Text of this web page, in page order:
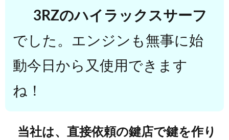
3RZのハイラックスサーフ
でした。 エンジンも無事に始
動今日から又使用できます
ね！
当社は、直接依頼の鍵店で鍵を作り